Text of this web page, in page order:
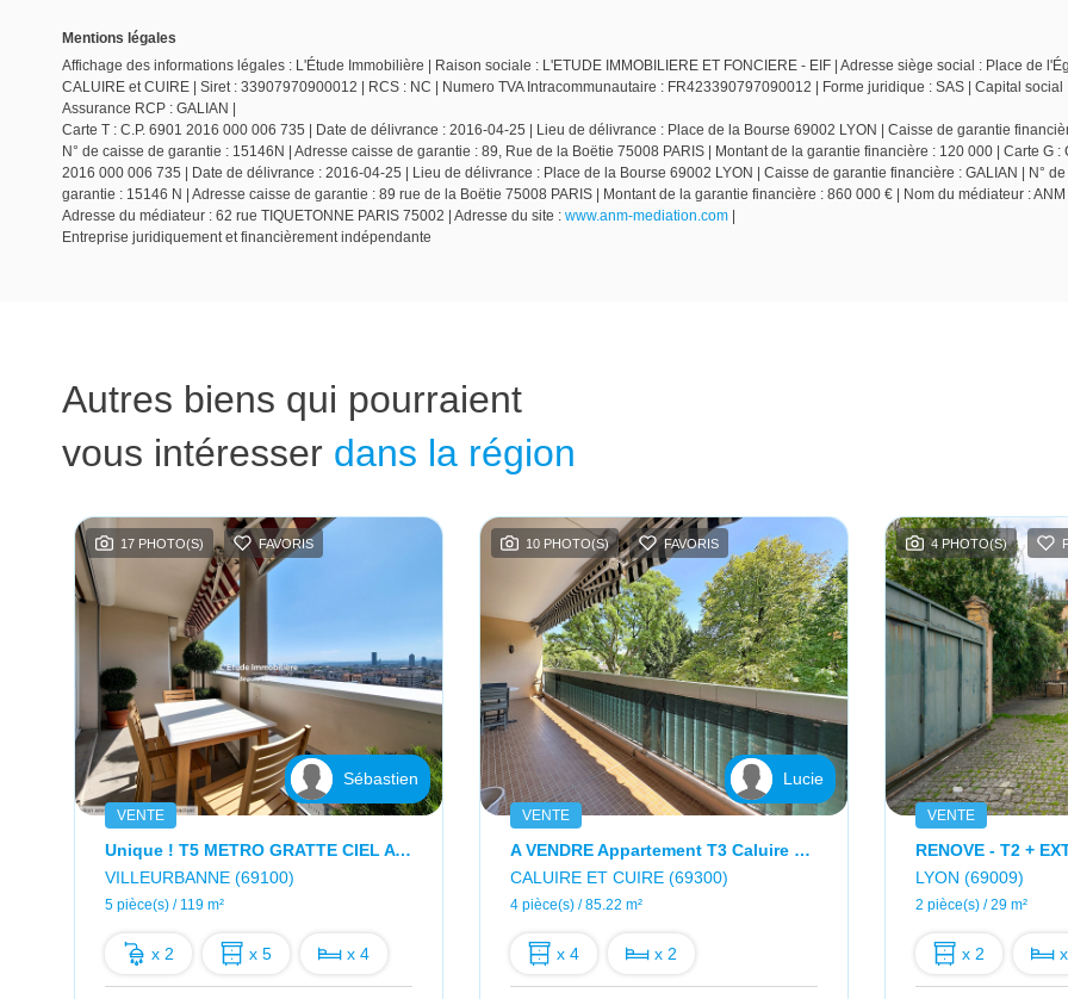
Mentions légales
Affichage des informations légales : L'Étude Immobilière | Raison sociale : L'ETUDE IMMOBILIERE ET FONCIERE - EIF | Adresse siège social : Place de
CALUIRE et CUIRE | Siret : 33907970900012 | RCS : NC | Numero TVA Intracommunautaire : FR423390797090012 | Forme juridique : SAS | Capital social
Assurance RCP : GALIAN |
Carte T : C.P. 6901 2016 000 006 735 | Date de délivrance : 2016-04-25 | Lieu de délivrance : Place de la Bourse 69002 LYON | Caisse de garantie
N° de caisse de garantie : 15146N | Adresse caisse de garantie : 89, Rue de la Boëtie 75008 PARIS | Montant de la garantie financière : 120 000 | Carte G :
2016 000 006 735 | Date de délivrance : 2016-04-25 | Lieu de délivrance : Place de la Bourse 69002 LYON | Caisse de garantie financière : GALIAN | N°
garantie : 15146 N | Adresse caisse de garantie : 89 rue de la Boëtie 75008 PARIS | Montant de la garantie financière : 860 000 € | Nom du médiateur : ANM
Adresse du médiateur : 62 rue TIQUETONNE PARIS 75002 | Adresse du site : www.anm-mediation.com |
Entreprise juridiquement et financièrement indépendante
Autres biens qui pourraient
vous intéresser dans la région
17 PHOTO(S) FAVORIS
Sébastien
VENTE
Unique ! T5 METRO GRATTE CIEL Avec Vue Exceptionnelle Sur Tous Les Couchers De Soleils !
VILLEURBANNE (69100)
5 pièce(s) / 119 m²
x 2 x 5 x 4
10 PHOTO(S) FAVORIS
Lucie
VENTE
A VENDRE Appartement T3 Caluire Et Cuire 4 Pièce(s) 85.22 M2 Avec Balcon
CALUIRE ET CUIRE (69300)
4 pièce(s) / 85.22 m²
x 4 x 2
4 PHOTO(S)
VENTE
LYON (69009)
2 pièce(s) / 29 m²
x 2